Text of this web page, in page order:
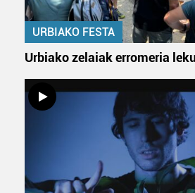
URBIAKO FESTA
Urbiako zelaiak erromeria